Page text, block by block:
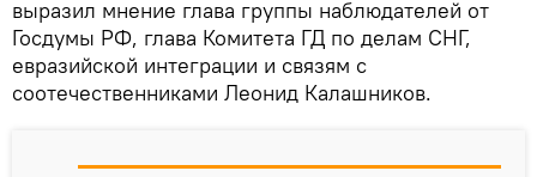
выразил мнение глава группы наблюдателей от
Госдумы РФ, глава Комитета ГД по делам СНГ,
евразийской интеграции и связям с
соотечественниками Леонид Калашников.